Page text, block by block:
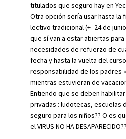
titulados que seguro hay en
Otra opción sería usar hasta la
lectivo tradicional (+- 24 de
que sí van a estar abiertas
necesidades de refuerzo de
fecha y hasta la vuelta del
responsabilidad de los padres
mientras estuvieran de
Entiendo que se deben
privadas : ludotecas,
seguro para los niños?? O es
el VIRUS NO HA